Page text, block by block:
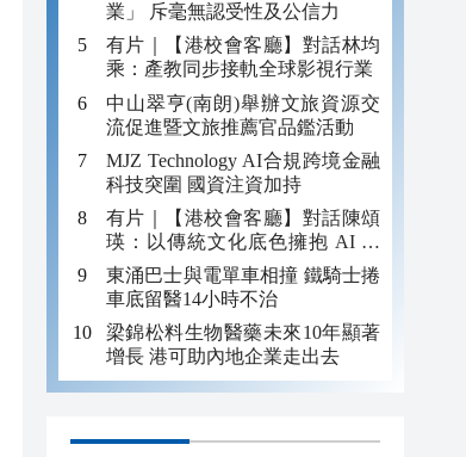
業」 斥毫無認受性及公信力
有片｜【港校會客廳】對話林均
乘：產教同步接軌全球影視行業
中山翠亨(南朗)舉辦文旅資源交
流促進暨文旅推薦官品鑑活動
MJZ Technology AI合規跨境金融
科技突圍 國資注資加持
有片｜【港校會客廳】對話陳頌
瑛：以傳統文化底色擁抱 AI 藝
術新發展
東涌巴士與電單車相撞 鐵騎士捲
車底留醫14小時不治
梁錦松料生物醫藥未來10年顯著
增長 港可助內地企業走出去